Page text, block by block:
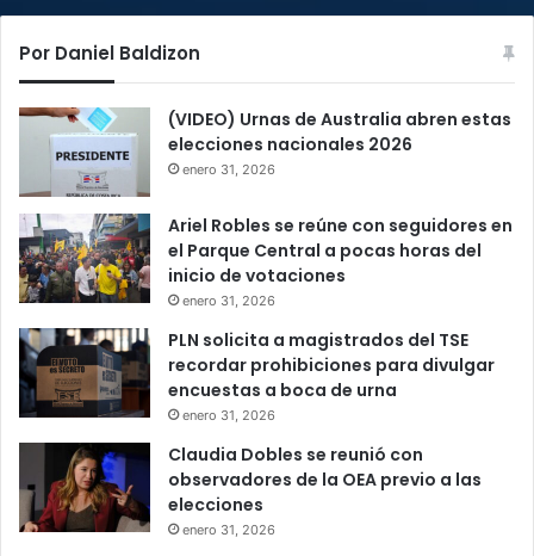
Por Daniel Baldizon
(VIDEO) Urnas de Australia abren estas
elecciones nacionales 2026
enero 31, 2026
Ariel Robles se reúne con seguidores en
el Parque Central a pocas horas del
inicio de votaciones
enero 31, 2026
PLN solicita a magistrados del TSE
recordar prohibiciones para divulgar
encuestas a boca de urna
enero 31, 2026
Claudia Dobles se reunió con
observadores de la OEA previo a las
elecciones
enero 31, 2026